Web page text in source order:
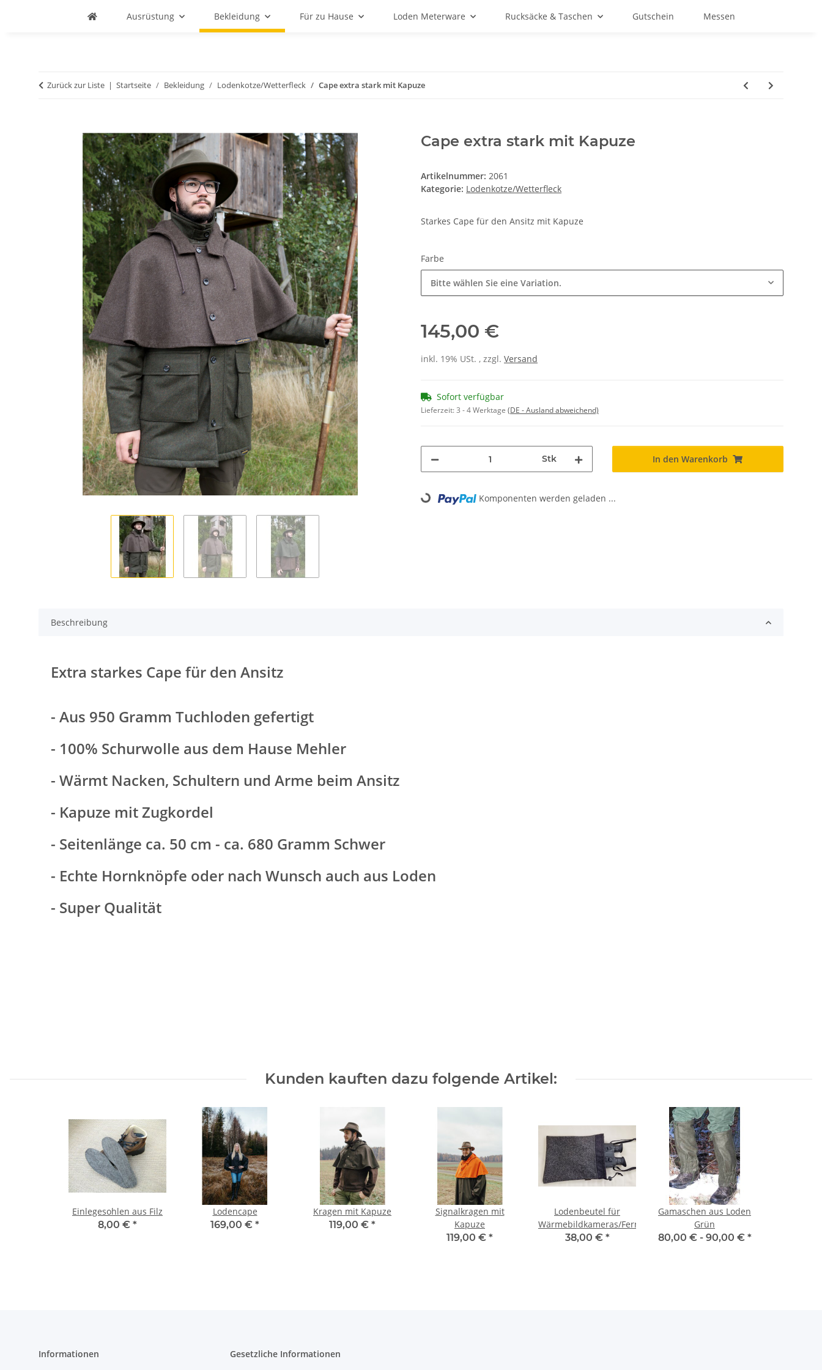
Ausrüstung Bekleidung Für zu Hause Loden Meterware Rucksäcke & Taschen Gutschein Messen
Zurück zur Liste Startseite Bekleidung Lodenkotze/Wetterfleck Cape extra stark mit Kapuze
Cape extra stark mit Kapuze
Artikelnummer: 2061
Kategorie: Lodenkotze/Wetterfleck
Starkes Cape für den Ansitz mit Kapuze
Farbe
Bitte wählen Sie eine Variation.
145,00 €
inkl. 19% USt. , zzgl. Versand
Sofort verfügbar
Lieferzeit:3 - 4 Werktage (DE - Ausland abweichend)
Stk In den Warenkorb
Loading... Komponenten werden geladen ...
Beschreibung
Extra starkes Cape für den Ansitz
- Aus 950 Gramm Tuchloden gefertigt
- 100% Schurwolle aus dem Hause Mehler
- Wärmt Nacken, Schultern und Arme beim Ansitz
- Kapuze mit Zugkordel
- Seitenlänge ca. 50 cm - ca. 680 Gramm Schwer
- Echte Hornknöpfe oder nach Wunsch auch aus Loden
- Super Qualität
Kunden kauften dazu folgende Artikel:
Einlegesohlen aus Filz
8,00 € *
Lodencape
169,00 € *
Kragen mit Kapuze
119,00 € *
Signalkragen mit
Kapuze
119,00 € *
Lodenbeutel für
Wärmebildkameras/Fernglas
38,00 € *
Gamaschen aus Loden
Grün
80,00 € - 90,00 € *
Informationen Gesetzliche Informationen